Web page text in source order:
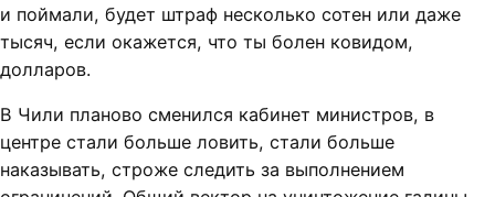
и поймали, будет штраф несколько сотен или даже
тысяч, если окажется, что ты болен ковидом,
долларов.
В Чили планово сменился кабинет министров, в
центре стали больше ловить, стали больше
наказывать, строже следить за выполнением